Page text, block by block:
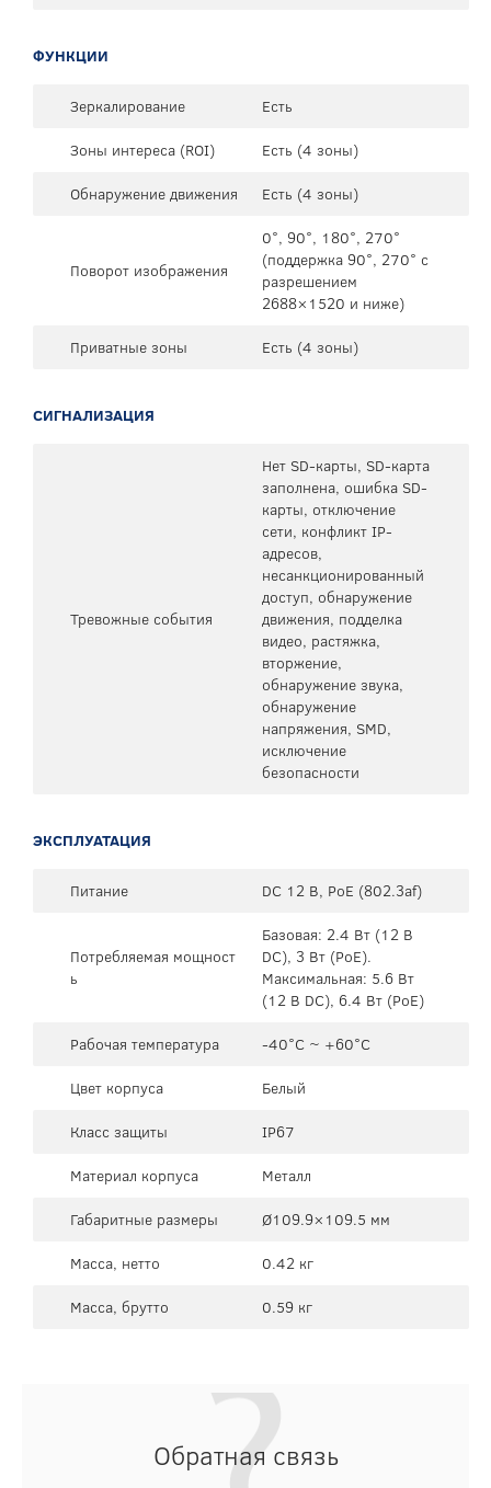
ФУНКЦИИ
Зеркалирование
Есть
Зоны интереса (ROI)
Есть (4 зоны)
Обнаружение движения
Есть (4 зоны)
Поворот изображения
0°, 90°, 180°, 270°
(поддержка 90°, 270° с
разрешением
2688×1520 и ниже)
Приватные зоны
Есть (4 зоны)
СИГНАЛИЗАЦИЯ
Тревожные события
Нет SD-карты, SD-карта
заполнена, ошибка SD-
карты, отключение
сети, конфликт IP-
адресов,
несанкционированный
доступ, обнаружение
движения, подделка
видео, растяжка,
вторжение,
обнаружение звука,
обнаружение
напряжения, SMD,
исключение
безопасности
ЭКСПЛУАТАЦИЯ
Питание DC 12 В, PoE (802.3af)
Потребляемая мощност
ь
Базовая: 2.4 Вт (12 В
DC), 3 Вт (PoE).
Максимальная: 5.6 Вт
(12 В DC), 6.4 Вт (PoE)
Рабочая температура
-40°C ~ +60°C
Цвет корпуса
Белый
Класс защиты
IP67
Материал корпуса
Металл
Габаритные размеры
Ø109.9×109.5 мм
Масса, нетто
0.42 кг
Масса, брутто
0.59 кг
Обратная связь